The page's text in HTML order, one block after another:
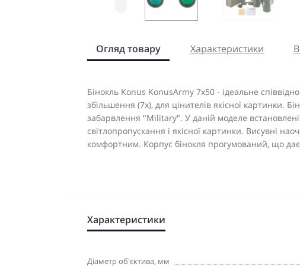
Огляд товару Характеристики
Бінокль Konus KonusArmy 7x50 - ідеальне
збільшення (7х), для цінителів якісної картинки.
забарвлення "Military". У даній моделе
світлопропускання і якісної картинки. Висувні
комфортним. Корпус бінокля прогумований, що
Характеристики
Діаметр об'єктива, мм